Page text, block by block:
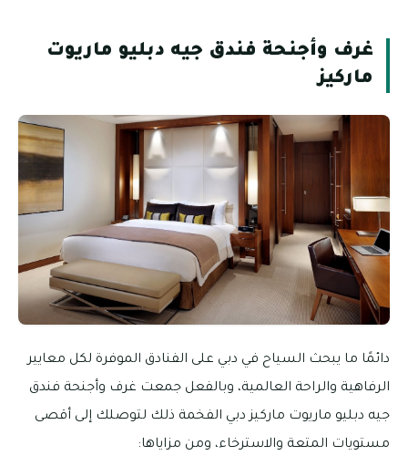
غرف وأجنحة فندق جيه دبليو ماريوت
ماركيز
دائمًا ما يبحث السياح في دبي على الفنادق الموفرة لكل معايير
الرفاهية والراحة العالمية، وبالفعل جمعت غرف وأجنحة فندق
جيه دبليو ماريوت ماركيز دبي الفخمة ذلك لتوصلك إلى أقصى
مستويات المتعة والاسترخاء، ومن مزاياها: